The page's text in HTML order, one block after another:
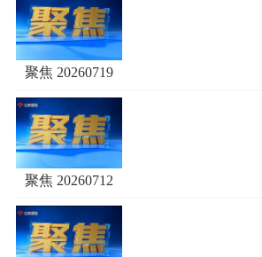
聚焦 20260719
聚焦 20260712